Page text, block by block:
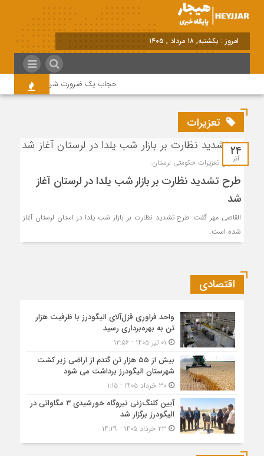
امروز : یکشنبه, ۱۸ مرداد , ۱۴۰۵
حجاب یک ضرورت شرعی قانونی و
تعزیرات
۲۴
آذر
مدیرکل تعزیرات حکومتی لرستان:
طرح تشدید نظارت بر بازار شب یلدا در لرستان آغاز
شد
القاصی مهر گفت: طرح تشدید نظارت بر بازار شب یلدا در استان لرستان آغاز
شده است.
اقتصادی
واحد فراوری قزل‌آلای الیگودرز با ظرفیت هزار
تن به بهره‌برداری رسید
بیش از ۵۵ هزار تن گندم از اراضی زیر کشت
شهرستان الیگودرز برداشت می شود
۳۰ خرداد ۱۴۰۵ - ۱:۱۵
آیین کلنگ‌زنی نیروگاه خورشیدی ۳ مگاواتی در
الیگودرز برگزار شد